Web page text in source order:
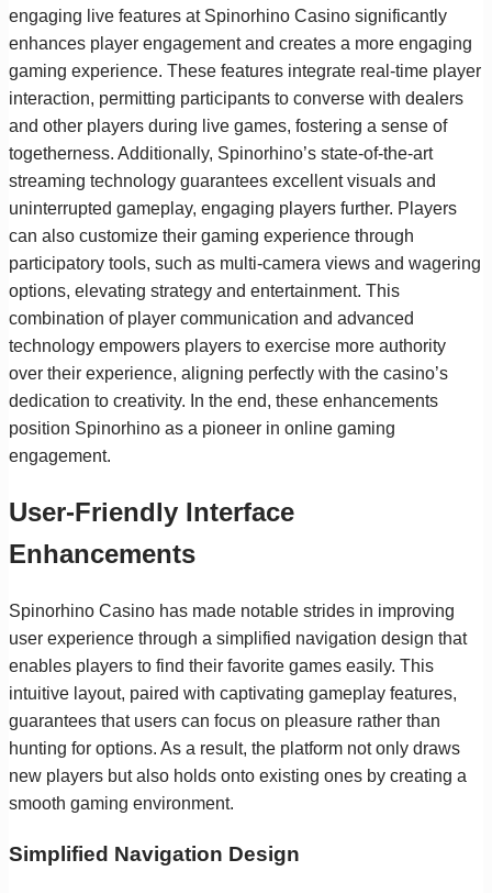
engaging live features at Spinorhino Casino significantly
enhances player engagement and creates a more engaging
gaming experience. These features integrate real-time player
interaction, permitting participants to converse with dealers
and other players during live games, fostering a sense of
togetherness. Additionally, Spinorhino’s state-of-the-art
streaming technology guarantees excellent visuals and
uninterrupted gameplay, engaging players further. Players
can also customize their gaming experience through
participatory tools, such as multi-camera views and wagering
options, elevating strategy and entertainment. This
combination of player communication and advanced
technology empowers players to exercise more authority
over their experience, aligning perfectly with the casino’s
dedication to creativity. In the end, these enhancements
position Spinorhino as a pioneer in online gaming
engagement.
User-Friendly Interface
Enhancements
Spinorhino Casino has made notable strides in improving
user experience through a simplified navigation design that
enables players to find their favorite games easily. This
intuitive layout, paired with captivating gameplay features,
guarantees that users can focus on pleasure rather than
hunting for options. As a result, the platform not only draws
new players but also holds onto existing ones by creating a
smooth gaming environment.
Simplified Navigation Design